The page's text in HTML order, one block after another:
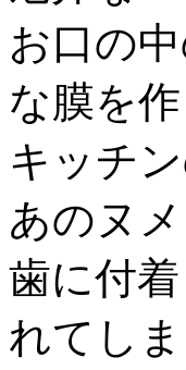
お口の
な膜を
キッチ
あのヌ
歯に付
れてし